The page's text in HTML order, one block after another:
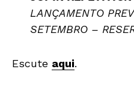
LANÇAMENTO
SETEMBRO –
Escute aqui.